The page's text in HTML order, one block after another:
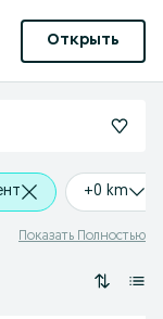
Открыть
+0 km
Показать Полностью